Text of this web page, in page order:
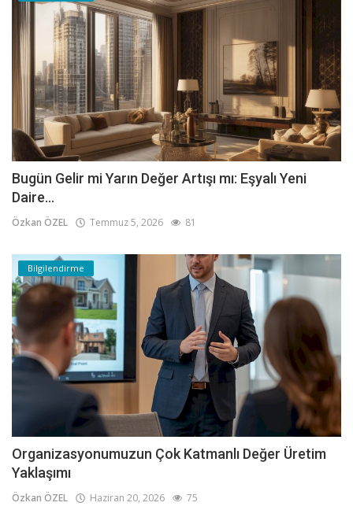
Bugün Gelir mi Yarın Değer Artışı mı: Eşyalı Yeni
Daire...
Özkan ÖZEL Temmuz 5, 2026 81
Bilgilendirme
Organizasyonumuzun Çok Katmanlı Değer Üretim
Yaklaşımı
Özkan ÖZEL Haziran 20, 2026 75